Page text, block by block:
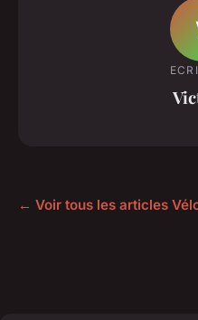
← Voir tous les articles